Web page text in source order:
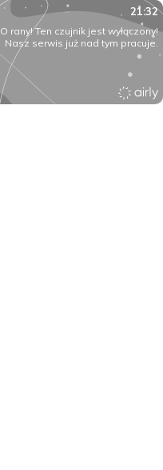
21:32
O rany! Ten czujnik jest wyłączony!
Nasz serwis już nad tym pracuje.